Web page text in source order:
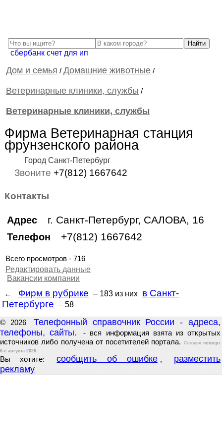
сбербанк счет для ип
Дом и семья / Домашние животные /
Ветеринарные клиники, службы /
Ветеринарные клиники, службы
Фирма Ветеринарная станция
фрунзенского района
Город Санкт-Петербург
Звоните +7(812) 1667642
Контакты
Адрес г. Санкт-Петербург, САЛОВА, 16
Телефон +7(812) 1667642
Всего просмотров - 716
Редактировать данные
Вакансии компании
←
Фирм в рубрике – 183 из них в Санкт-
Петербурге – 58
© 2026
Телефонный справочник России - адреса,
телефоны, сайты.
- вся информация взята из открытых
источников либо получена от посетителей портала.
Сегоднячетверг
6-е августа 2026
Вы хотите: сообщить об ошибке ,
разместить
рекламу